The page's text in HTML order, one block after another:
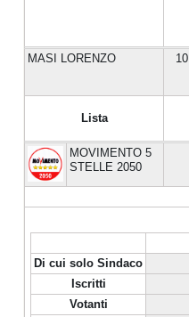
MASI LORENZO 10
Lista
MOVIMENTO 5
STELLE 2050
Di cui solo Sindaco
Iscritti
Votanti